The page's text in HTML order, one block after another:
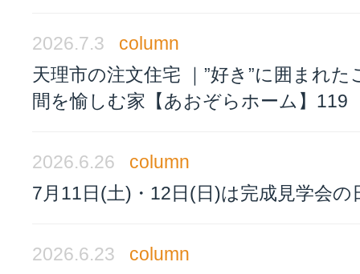
2026.7.3
column
天理市の注文住宅 ｜”好き”に囲まれた
間を愉しむ家【あおぞらホーム】119
2026.6.26
column
7月11日(土)・12日(日)は完成見学会の
2026.6.23
column